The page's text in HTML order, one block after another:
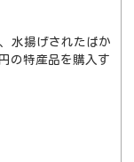
水揚げされたばか
の特産品を購入す